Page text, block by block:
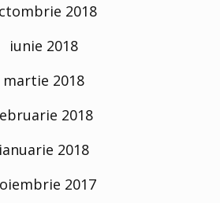
2018
iunie 2018
martie 2018
2018
ianuarie 2018
2017